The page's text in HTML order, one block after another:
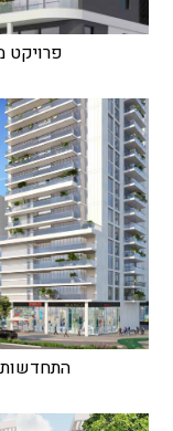
פרויקט
התחדשות